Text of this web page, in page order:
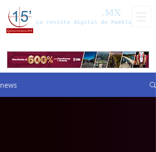
.MX
La revista digital de Puebla
news